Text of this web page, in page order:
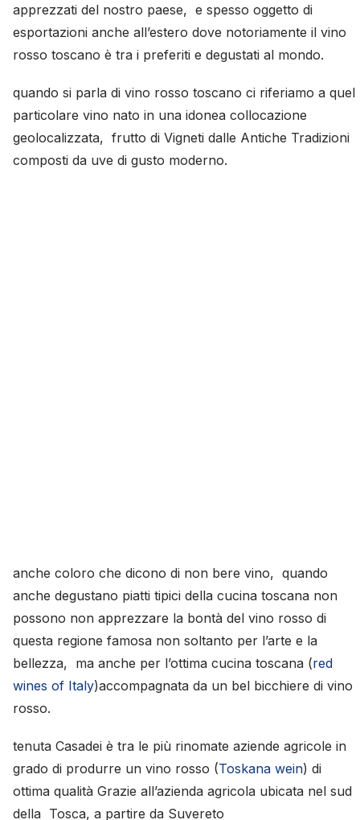
apprezzati del nostro paese, e spesso oggetto di
esportazioni anche all’estero dove notoriamente il vino
rosso toscano è tra i preferiti e degustati al mondo.
quando si parla di vino rosso toscano ci riferiamo a quel
particolare vino nato in una idonea collocazione
geolocalizzata, frutto di Vigneti dalle Antiche Tradizioni
composti da uve di gusto moderno.
anche coloro che dicono di non bere vino, quando
anche degustano piatti tipici della cucina toscana non
possono non apprezzare la bontà del vino rosso di
questa regione famosa non soltanto per l’arte e la
bellezza, ma anche per l’ottima cucina toscana (red
wines of Italy)accompagnata da un bel bicchiere di vino
rosso.
tenuta Casadei è tra le più rinomate aziende agricole in
grado di produrre un vino rosso (Toskana wein) di
ottima qualità Grazie all’azienda agricola ubicata nel sud
della Tosca, a partire da Suvereto